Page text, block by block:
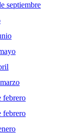
septiembre
febrero
febrero